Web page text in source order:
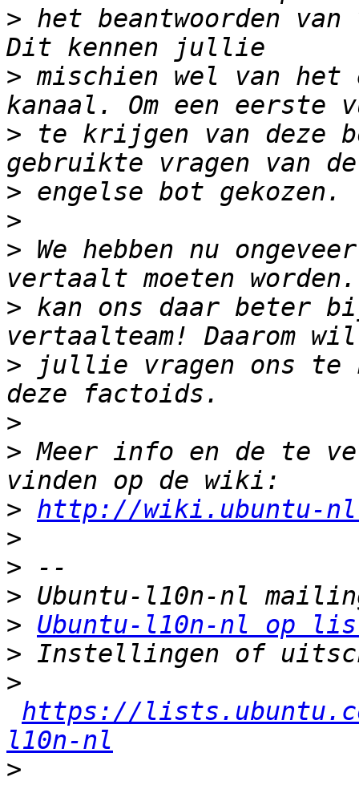
> het beantwoorden
> mischien wel van het
> te krijgen van deze
>
>
> We hebben nu
> kan ons daar beter
> jullie vragen ons te
>
> Meer info en de te
> http://wiki.ubuntu-
>
>
>
> Ubuntu-l10n-nl op
>
>
https://
l10n-nl
>